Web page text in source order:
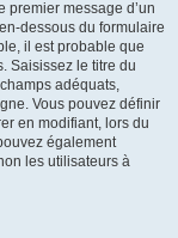
premier message d’un
dessous du formulaire
il est probable que
Saisissez le titre du
adéquats,
Vous pouvez définir
en modifiant, lors du
également
les utilisateurs à